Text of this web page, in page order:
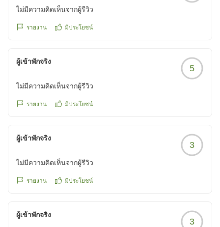
ไม่มีความคิดเห็นจากผู้รีวิว
รายงาน มีประโยชน์
ผู้เข้าพักจริง
5
ไม่มีความคิดเห็นจากผู้รีวิว
รายงาน มีประโยชน์
ผู้เข้าพักจริง
3
ไม่มีความคิดเห็นจากผู้รีวิว
รายงาน มีประโยชน์
ผู้เข้าพักจริง
3